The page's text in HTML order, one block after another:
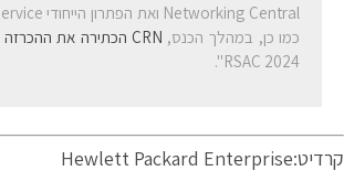
כמו כן, במהלך הכנס, CRN הכתירה את ההכרזה
RSAC 2024".
קרדיט:Hewlett Packard Enterprise